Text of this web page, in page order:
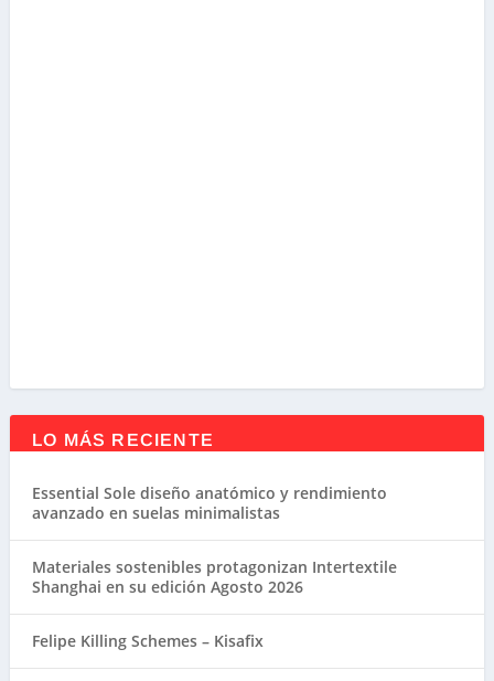
LO MÁS RECIENTE
Essential Sole diseño anatómico y rendimiento
avanzado en suelas minimalistas
Materiales sostenibles protagonizan Intertextile
Shanghai en su edición Agosto 2026
Felipe Killing Schemes – Kisafix